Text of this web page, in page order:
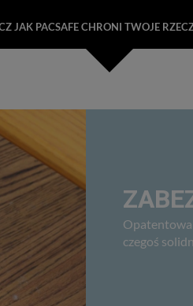
JAK PACSAFE CHRONI TWOJE
czegoś